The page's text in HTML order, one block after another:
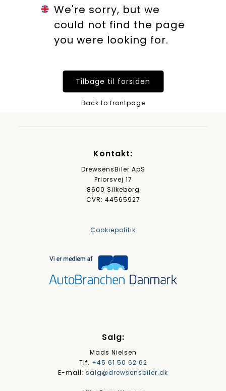
We're sorry, but we
could not find the page
you were looking for.
Tilbage til forsiden
Back to frontpage
Kontakt:
DrewsensBiler ApS
Priorsvej 17
8600 Silkeborg
CVR: 44565927
Cookiepolitik
Salg:
Mads Nielsen
Tlf. +45 61 50 62 62
E-mail: salg@drewsensbiler.dk